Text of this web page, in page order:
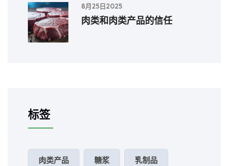
8月25日2025
肉类和肉类产品的信任
标签
肉类产品 糖浆 乳制品